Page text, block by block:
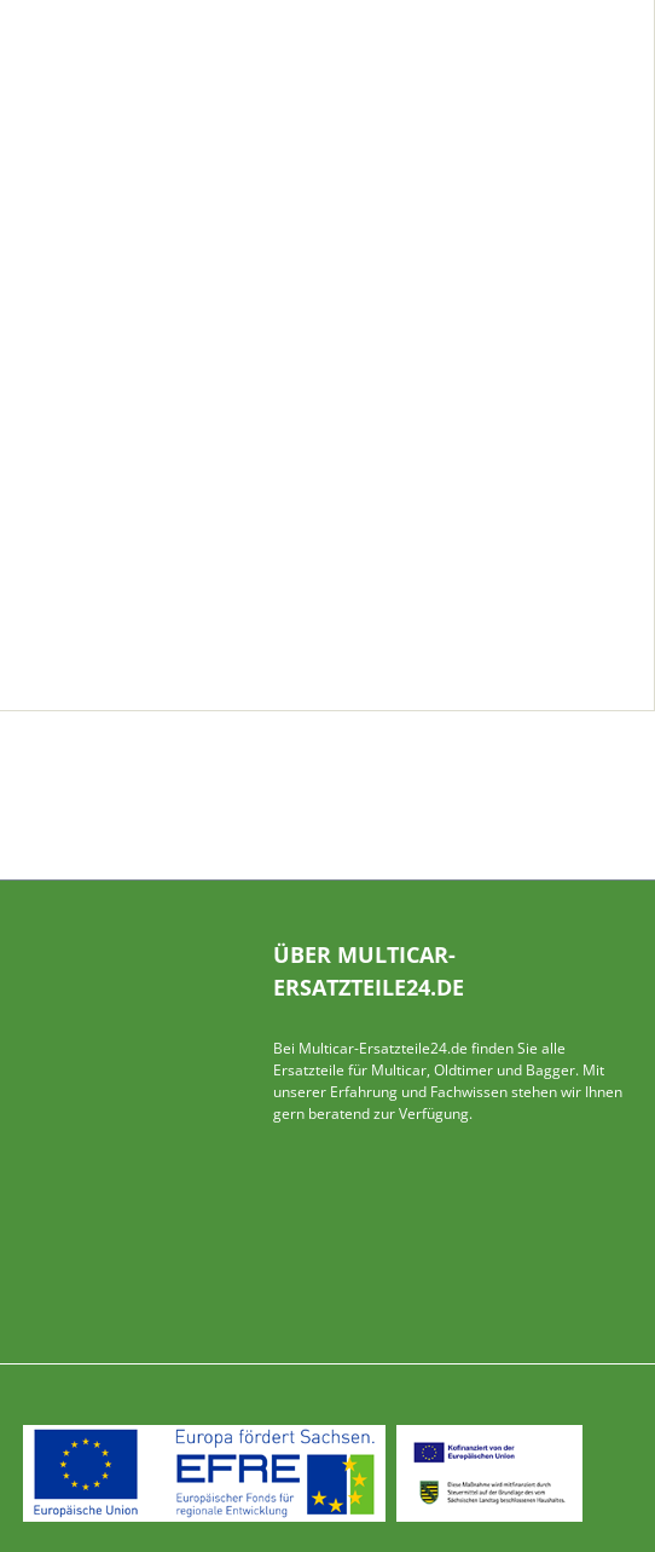
ÜBER MULTICAR-
ERSATZTEILE24.DE
Bei Multicar-Ersatzteile24.de finden Sie alle
Ersatzteile für Multicar, Oldtimer und Bagger. Mit
unserer Erfahrung und Fachwissen stehen wir Ihnen
gern beratend zur Verfügung.